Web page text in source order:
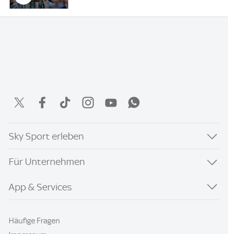
Sky Sport erleben
Für Unternehmen
App & Services
Häufige Fragen